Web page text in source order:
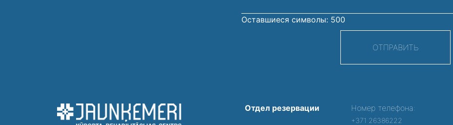
Оставшиеся символы: 500
ОТПРАВИТЬ
Отдел резервации Номер телефона:
+371 26386222